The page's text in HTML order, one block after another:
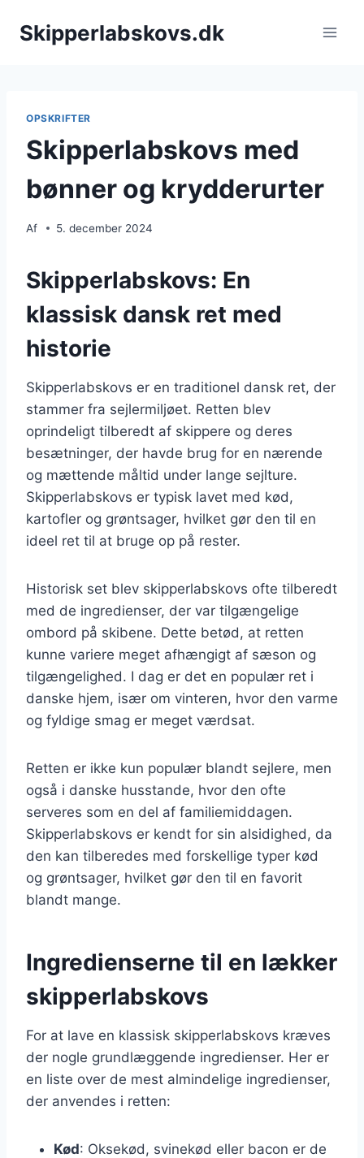
Skipperlabskovs.dk
OPSKRIFTER
Skipperlabskovs med
bønner og krydderurter
Af 5. december 2024
Skipperlabskovs: En
klassisk dansk ret med
historie
Skipperlabskovs er en traditionel dansk ret, der
stammer fra sejlermiljøet. Retten blev
oprindeligt tilberedt af skippere og deres
besætninger, der havde brug for en nærende
og mættende måltid under lange sejlture.
Skipperlabskovs er typisk lavet med kød,
kartofler og grøntsager, hvilket gør den til en
ideel ret til at bruge op på rester.
Historisk set blev skipperlabskovs ofte tilberedt
med de ingredienser, der var tilgængelige
ombord på skibene. Dette betød, at retten
kunne variere meget afhængigt af sæson og
tilgængelighed. I dag er det en populær ret i
danske hjem, især om vinteren, hvor den varme
og fyldige smag er meget værdsat.
Retten er ikke kun populær blandt sejlere, men
også i danske husstande, hvor den ofte
serveres som en del af familiemiddagen.
Skipperlabskovs er kendt for sin alsidighed, da
den kan tilberedes med forskellige typer kød
og grøntsager, hvilket gør den til en favorit
blandt mange.
Ingredienserne til en lækker
skipperlabskovs
For at lave en klassisk skipperlabskovs kræves
der nogle grundlæggende ingredienser. Her er
en liste over de mest almindelige ingredienser,
der anvendes i retten:
Kød: Oksekød, svinekød eller bacon er de